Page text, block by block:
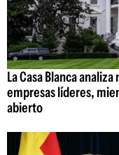
La Casa Blanca
empresas líderes,
abierto